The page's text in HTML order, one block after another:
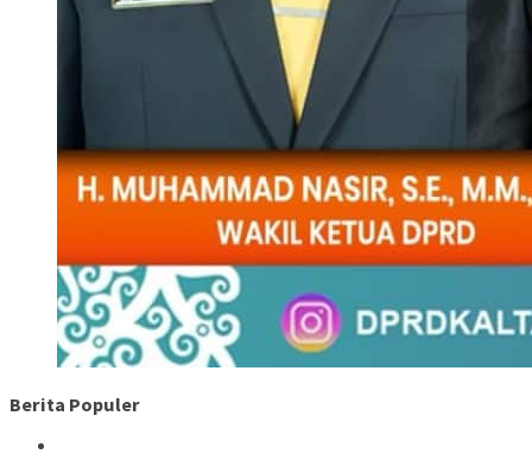
Berita Populer